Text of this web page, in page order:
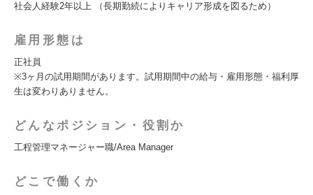
社会人経験2年以上 （長期勤続によりキャリア形成を図るため）
雇用形態は
正社員
※3ヶ月の試用期間があります。試用期間中の給与・雇用形態・福利厚
生は変わりありません。
どんなポジション・役割か
工程管理マネージャー職/Area Manager
どこで働くか